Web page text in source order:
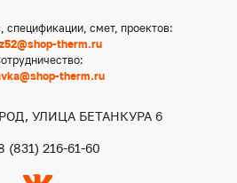
спецификации, смет, проектов:
therm.ru
therm.ru
УЛИЦА БЕТАНКУРА 6
(831) 216-61-60